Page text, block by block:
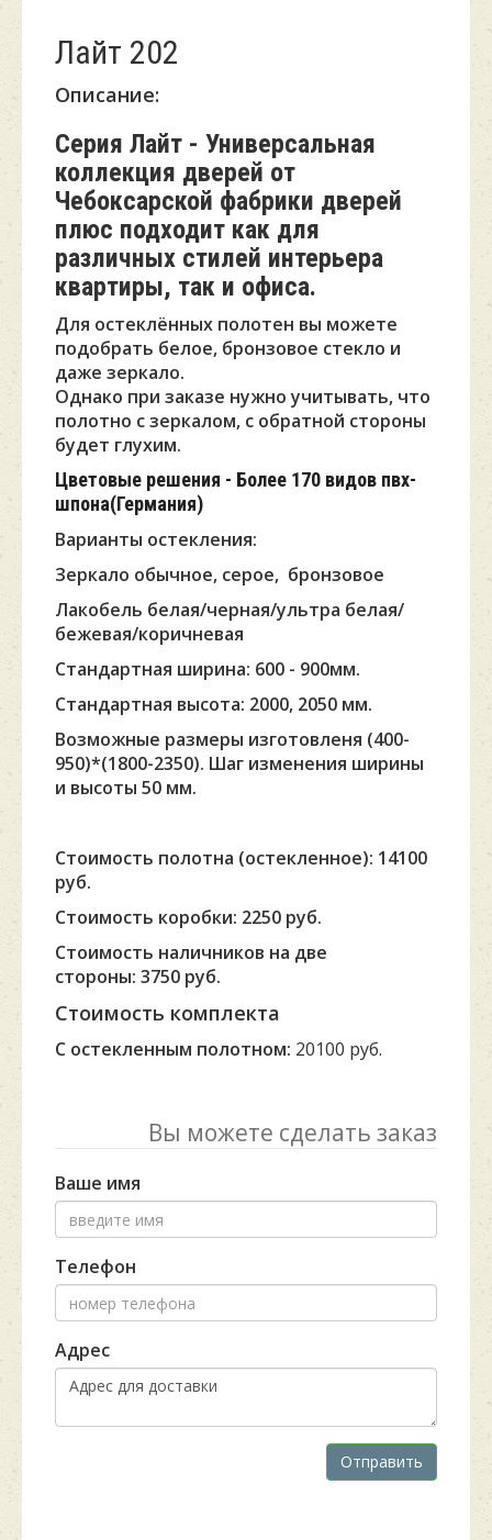
Лайт 202
Описание:
Серия Лайт - Универсальная
коллекция дверей от
Чебоксарской фабрики дверей
плюс подходит как для
различных стилей интерьера
квартиры, так и офиса.
Для остеклённых полотен вы можете
подобрать белое, бронзовое стекло и
даже зеркало.
Однако при заказе нужно учитывать, что
полотно с зеркалом, с обратной стороны
будет глухим.
Цветовые решения - Более 170 видов пвх-
шпона(Германия)
Варианты остекления:
Зеркало обычное, серое, бронзовое
Лакобель белая/черная/ультра белая/
бежевая/коричневая
Стандартная ширина: 600 - 900мм.
Стандартная высота: 2000, 2050 мм.
Возможные размеры изготовленя (400-
950)*(1800-2350). Шаг изменения ширины
и высоты 50 мм.
Стоимость полотна (остекленное): 14100
руб.
Стоимость коробки: 2250 руб.
Стоимость наличников на две
стороны: 3750 руб.
Стоимость комплекта
С остекленным полотном: 20100 руб.
Вы можете сделать заказ
Ваше имя
Телефон
Адрес
Отправить